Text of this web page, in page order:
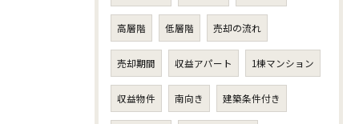
高層階 低層階 売却の流れ
売却期間 収益アパート 1棟マンション
収益物件 南向き 建築条件付き